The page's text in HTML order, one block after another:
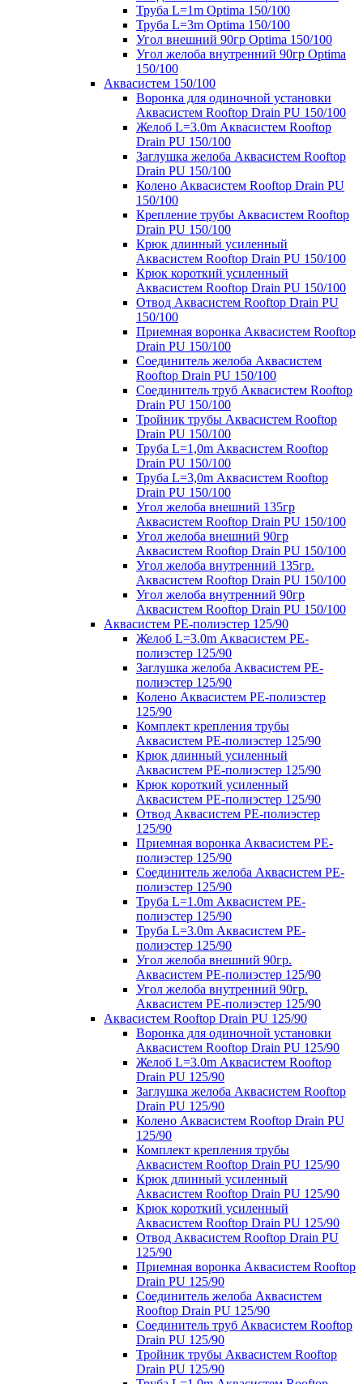
Труба L=1m Optima 150/100
Труба L=3m Optima 150/100
Угол внешний 90гр Optima 150/100
Угол желоба внутренний 90гр Optima
150/100
Аквасистем 150/100
Воронка для одиночной установки
Аквасистем Rooftop Drain PU 150/100
Желоб L=3.0m Аквасистем Rooftop
Drain PU 150/100
Заглушка желоба Аквасистем Rooftop
Drain PU 150/100
Колено Аквасистем Rooftop Drain PU
150/100
Крепление трубы Аквасистем Rooftop
Drain PU 150/100
Крюк длинный усиленный
Аквасистем Rooftop Drain PU 150/100
Крюк короткий усиленный
Аквасистем Rooftop Drain PU 150/100
Отвод Аквасистем Rooftop Drain PU
150/100
Приемная воронка Аквасистем Rooftop
Drain PU 150/100
Соединитель желоба Аквасистем
Rooftop Drain PU 150/100
Соединитель труб Аквасистем Rooftop
Drain PU 150/100
Тройник трубы Аквасистем Rooftop
Drain PU 150/100
Труба L=1,0m Аквасистем Rooftop
Drain PU 150/100
Труба L=3,0m Аквасистем Rooftop
Drain PU 150/100
Угол желоба внешний 135гр
Аквасистем Rooftop Drain PU 150/100
Угол желоба внешний 90гр
Аквасистем Rooftop Drain PU 150/100
Угол желоба внутренний 135гр.
Аквасистем Rooftop Drain PU 150/100
Угол желоба внутренний 90гр
Аквасистем Rooftop Drain PU 150/100
Аквасистем PE-полиэстер 125/90
Желоб L=3.0m Аквасистем PE-
полиэстер 125/90
Заглушка желоба Аквасистем PE-
полиэстер 125/90
Колено Аквасистем PE-полиэстер
125/90
Комплект крепления трубы
Аквасистем PE-полиэстер 125/90
Крюк длинный усиленный
Аквасистем PE-полиэстер 125/90
Крюк короткий усиленный
Аквасистем PE-полиэстер 125/90
Отвод Аквасистем РЕ-полиэстер
125/90
Приемная воронка Аквасистем PE-
полиэстер 125/90
Соединитель желоба Аквасистем PE-
полиэстер 125/90
Труба L=1.0m Аквасистем PE-
полиэстер 125/90
Труба L=3.0m Аквасистем PE-
полиэстер 125/90
Угол желоба внешний 90гр.
Аквасистем PE-полиэстер 125/90
Угол желоба внутренний 90гр.
Аквасистем PE-полиэстер 125/90
Аквасистем Rooftop Drain PU 125/90
Воронка для одиночной установки
Аквасистем Rooftop Drain PU 125/90
Желоб L=3.0m Аквасистем Rooftop
Drain PU 125/90
Заглушка желоба Аквасистем Rooftop
Drain PU 125/90
Колено Аквасистем Rooftop Drain PU
125/90
Комплект крепления трубы
Аквасистем Rooftop Drain PU 125/90
Крюк длинный усиленный
Аквасистем Rooftop Drain PU 125/90
Крюк короткий усиленный
Аквасистем Rooftop Drain PU 125/90
Отвод Аквасистем Rooftop Drain PU
125/90
Приемная воронка Аквасистем Rooftop
Drain PU 125/90
Соединитель желоба Аквасистем
Rooftop Drain PU 125/90
Соединитель труб Аквасистем Rooftop
Drain PU 125/90
Тройник трубы Аквасистем Rooftop
Drain PU 125/90